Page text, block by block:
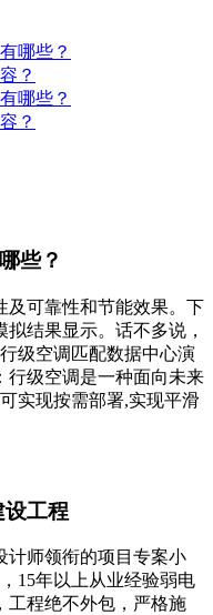
哪些？
？
哪些？
？
些？
及可靠性和节能效果。下
结果显示。话不多说，
级空调匹配数据中心演
行级空调是一种面向未来
实现按需部署,实现平滑
设工程
计师领衔的项目专案小
15年以上从业经验弱电
工程绝不外包，严格施